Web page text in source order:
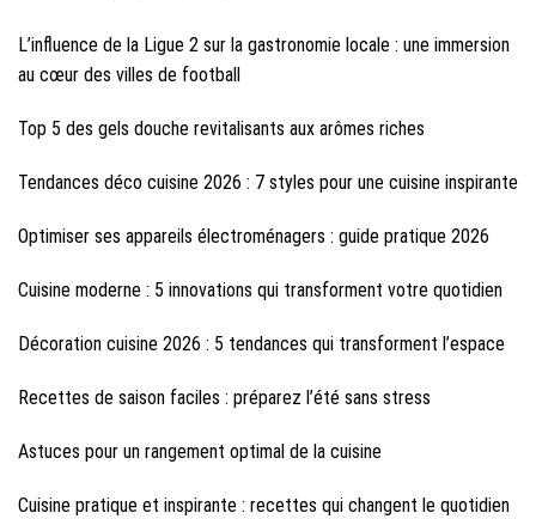
L’influence de la Ligue 2 sur la gastronomie locale : une immersion
au cœur des villes de football
Top 5 des gels douche revitalisants aux arômes riches
Tendances déco cuisine 2026 : 7 styles pour une cuisine inspirante
Optimiser ses appareils électroménagers : guide pratique 2026
Cuisine moderne : 5 innovations qui transforment votre quotidien
Décoration cuisine 2026 : 5 tendances qui transforment l’espace
Recettes de saison faciles : préparez l’été sans stress
Astuces pour un rangement optimal de la cuisine
Cuisine pratique et inspirante : recettes qui changent le quotidien